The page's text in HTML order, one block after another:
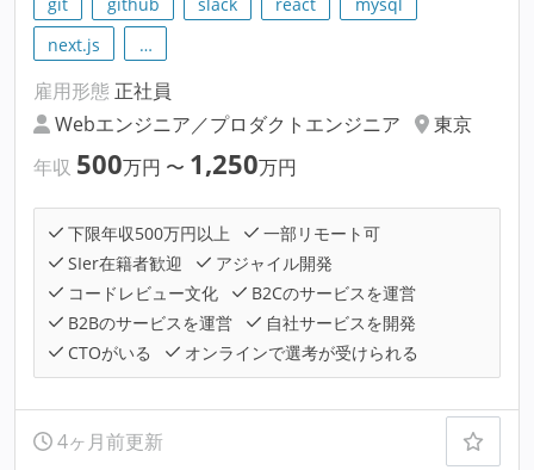
next.js
…
雇用形態 正社員
Webエンジニア／プロダクトエンジニア
東京
年収 500万円 〜 1,250万円
下限年収500万円以上
一部リモート可
SIer在籍者歓迎
アジャイル開発
コードレビュー文化
B2Cのサービスを運営
B2Bのサービスを運営
自社サービスを開発
CTOがいる
オンラインで選考が受けられる
4ヶ月前更新